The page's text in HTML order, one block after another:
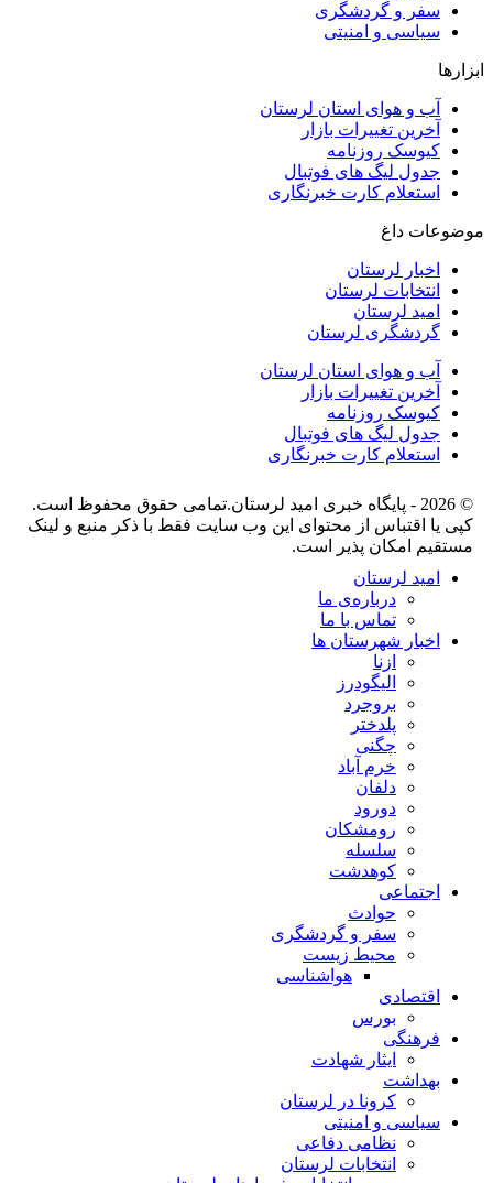
سفر و گردشگری
سیاسی و امنیتی
ابزارها
آب و هوای استان لرستان
آخرین تغییرات بازار
کیوسک روزنامه
جدول لیگ های فوتبال
استعلام کارت خبرنگاری
موضوعات داغ
اخبار لرستان
انتخابات لرستان
امید لرستان
گردشگری لرستان
آب و هوای استان لرستان
آخرین تغییرات بازار
کیوسک روزنامه
جدول لیگ های فوتبال
استعلام کارت خبرنگاری
© 2026 - پایگاه خبری اميد لرستان.تمامی حقوق محفوظ است.
کپی یا اقتباس از محتوای این وب سایت فقط با ذکر منبع و لینک
مستقیم امکان پذیر است.
امید لرستان
درباره‌ی ما
تماس با ما
اخبار شهرستان ها
ازنا
الیگودرز
بروجرد
پلدختر
چگنی
خرم آباد
دلفان
دورود
رومشکان
سلسله
کوهدشت
اجتماعی
حوادث
سفر و گردشگری
محیط زیست
هواشناسی
اقتصادی
بورس
فرهنگی
ایثار شهادت
بهداشت
کرونا در لرستان
سیاسی و امنیتی
نظامی دفاعی
انتخابات لرستان